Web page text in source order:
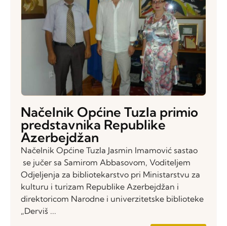
Načelnik Općine Tuzla primio
predstavnika Republike
Azerbejdžan
Načelnik Općine Tuzla Jasmin Imamović sastao
se jučer sa Samirom Abbasovom, Voditeljem
Odjeljenja za bibliotekarstvo pri Ministarstvu za
kulturu i turizam Republike Azerbejdžan i
direktoricom Narodne i univerzitetske biblioteke
„Derviš ...